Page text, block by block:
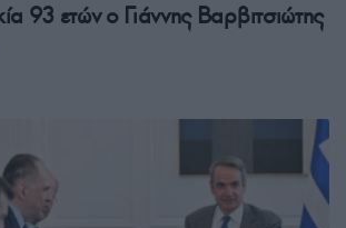
93 ετών ο Γιάννης Βαρβιτσιώτης